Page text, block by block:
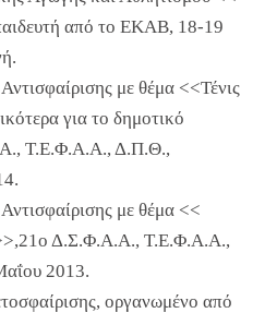
από το ΕΚΑΒ, 18-19
με θέμα <<Τένις
για το δημοτικό
Τ.Ε.Φ.Α.Α., Δ.Π.Θ.,
με θέμα <<
>>,21ο Δ.Σ.Φ.Α.Α., Τ.Ε.Φ.Α.Α.,
2013.
οργανωμένο από